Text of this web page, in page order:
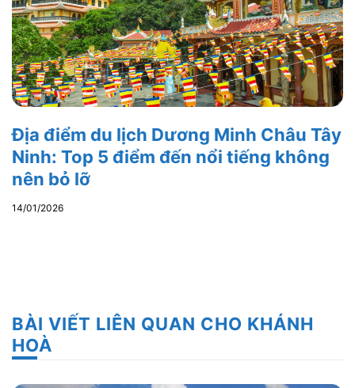
Địa điểm du lịch Dương Minh Châu Tây
Ninh: Top 5 điểm đến nổi tiếng không
nên bỏ lỡ
14/01/2026
BÀI VIẾT LIÊN QUAN CHO KHÁNH
HOÀ